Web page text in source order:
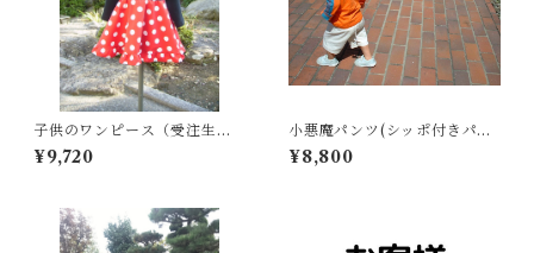
子供のワンピース（受注生
産）
¥9,720
小悪魔パンツ(シッポ付きパン
ツのオーダーメイド)
¥8,800